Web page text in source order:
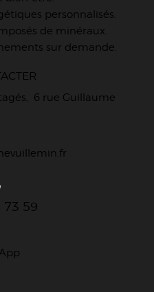
personnalisés.
de minéraux.
sur demande.
6 rue Guillaume
73 59